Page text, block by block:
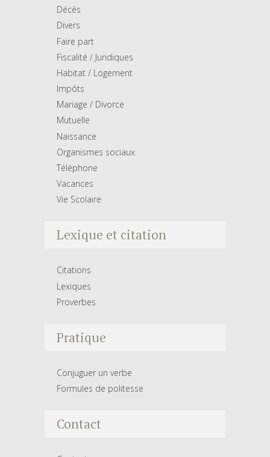
Décés
Divers
Faire part
Fiscalité / Juridiques
Habitat / Logement
Impôts
Mariage / Divorce
Mutuelle
Naissance
Organismes sociaux
Téléphone
Vacances
Vie Scolaire
Lexique et citation
Citations
Lexiques
Proverbes
Pratique
Conjuguer un verbe
Formules de politesse
Contact